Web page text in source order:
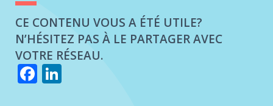
CE CONTENU VOUS A ÉTÉ UTILE?
N’HÉSITEZ PAS À LE PARTAGER AVEC
VOTRE RÉSEAU.
Facebook